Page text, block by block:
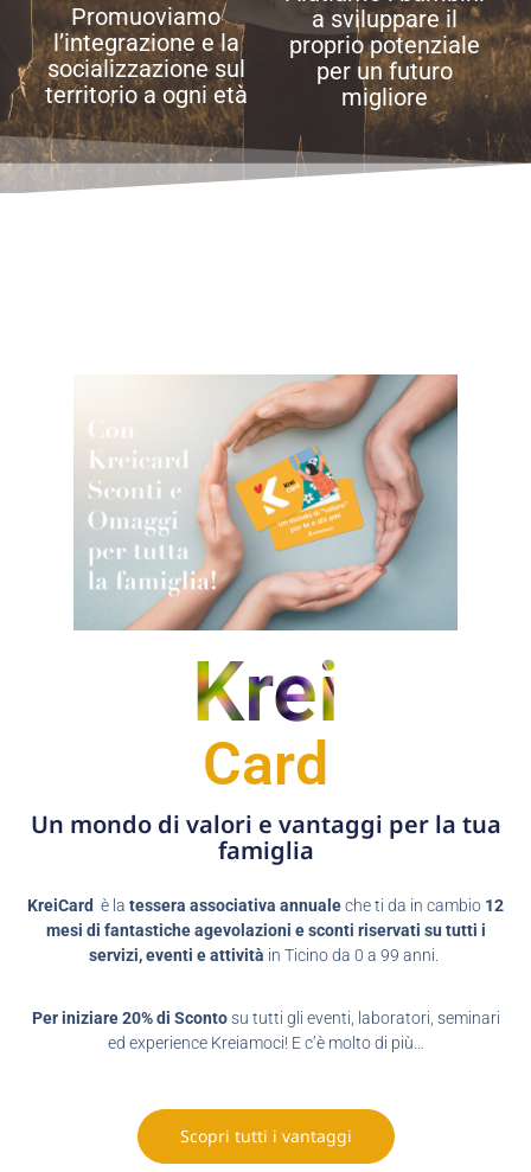
Promuoviamo
l’integrazione e la
socializzazione sul
territorio a ogni età
a sviluppare il
proprio potenziale
per un futuro
migliore
Krei
Card
Un mondo di valori e vantaggi per la tua
famiglia
KreiCard è la tessera associativa annualeche ti da in cambio 12
mesi di fantastiche agevolazioni e sconti riservati su tutti i
servizi, eventi e attività in Ticino da 0 a 99 anni.
Per iniziare 20% di Scontosu tutti gli eventi, laboratori, seminari
ed experience Kreiamoci! E c’è molto di più…
Scopri tutti i vantaggi